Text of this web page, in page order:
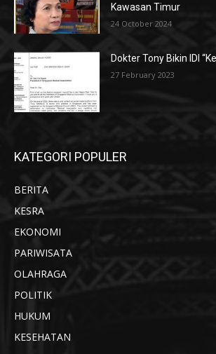
Kawasan Timur
24 October 2024
Dokter Tony Bikin IDI
27 February 2023
KATEGORI POPULER
BERITA
KESRA
EKONOMI
PARIWISATA
OLAHRAGA
POLITIK
HUKUM
KESEHATAN